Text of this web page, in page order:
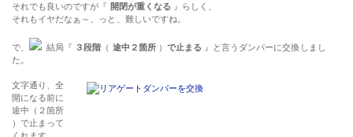
それでも良いのですが『 開閉が重くなる 』らしく、
それもイヤだなぁ～、っと、難しいですね。
で、 結局『 ３段階 （ 途中２箇所） で止まる 』と言うダンパーに交換しまし
た。
文字通り、全
開になる前に
途中（２箇所
）で止まって